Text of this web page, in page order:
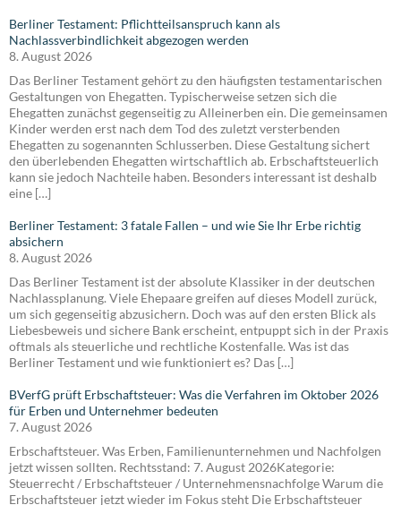
Berliner Testament: Pflichtteilsanspruch kann als
Nachlassverbindlichkeit abgezogen werden
8. August 2026
Das Berliner Testament gehört zu den häufigsten testamentarischen
Gestaltungen von Ehegatten. Typischerweise setzen sich die
Ehegatten zunächst gegenseitig zu Alleinerben ein. Die gemeinsamen
Kinder werden erst nach dem Tod des zuletzt versterbenden
Ehegatten zu sogenannten Schlusserben. Diese Gestaltung sichert
den überlebenden Ehegatten wirtschaftlich ab. Erbschaftsteuerlich
kann sie jedoch Nachteile haben. Besonders interessant ist deshalb
eine […]
Berliner Testament: 3 fatale Fallen – und wie Sie Ihr Erbe richtig
absichern
8. August 2026
Das Berliner Testament ist der absolute Klassiker in der deutschen
Nachlassplanung. Viele Ehepaare greifen auf dieses Modell zurück,
um sich gegenseitig abzusichern. Doch was auf den ersten Blick als
Liebesbeweis und sichere Bank erscheint, entpuppt sich in der Praxis
oftmals als steuerliche und rechtliche Kostenfalle. Was ist das
Berliner Testament und wie funktioniert es? Das […]
BVerfG prüft Erbschaftsteuer: Was die Verfahren im Oktober 2026
für Erben und Unternehmer bedeuten
7. August 2026
Erbschaftsteuer. Was Erben, Familienunternehmen und Nachfolgen
jetzt wissen sollten. Rechtsstand: 7. August 2026Kategorie:
Steuerrecht / Erbschaftsteuer / Unternehmensnachfolge Warum die
Erbschaftsteuer jetzt wieder im Fokus steht Die Erbschaftsteuer